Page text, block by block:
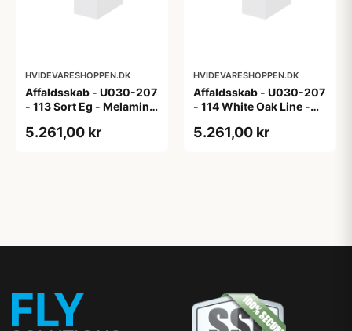
HVIDEVARESHOPPEN.DK
Affaldsskab - U030-207
- 113 Sort Eg - Melamin,
5.261,00 kr
HVIDEVARESHOPPEN.DK
Affaldsskab - U030-207
- 114 White Oak Line -
5.261,00 kr